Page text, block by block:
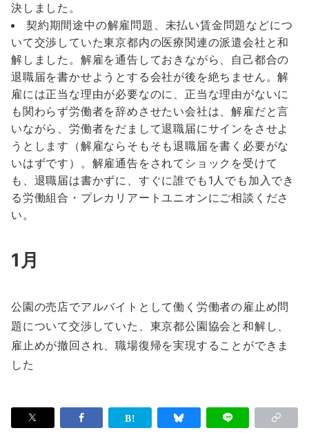
決しました。
契約期間途中の解雇問題、未払い賃金問題などにつ
いて交渉していた東京都内の医療関連の派遣会社と和
解しました。解雇を通告しておきながら、自己都合の
退職届を書かせようとする会社が後を絶ちません。解
雇には正当な理由が必要なのに、正当な理由がないに
も関わらず労働者を辞めさせたい会社は、解雇だと言
いながら、労働者をだまして退職届にサインをさせよ
うとします（解雇ならそもそも退職届を書く必要がな
いはずです）。解雇通告をされてショックを受けて
も、退職届は書かずに、すぐに誰でも1人でも加入でき
る労働組合・プレカリアートユニオンにご相談くださ
い。
1月
公園の売店でアルバイトとして働く労働者の雇止め問
題について交渉していた、東京都公園協会と和解し、
雇止めが撤回され、職場復帰を実現することができま
した